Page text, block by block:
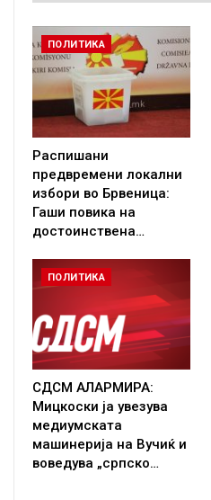
ПОЛИТИКА
Распишани
предвремени локални
избори во Брвеница:
Гаши повика на
достоинствена…
ПОЛИТИКА
СДСМ АЛАРМИРА:
Мицкоски ја увезува
медиумската
машинерија на Вучиќ и
воведува „српско…